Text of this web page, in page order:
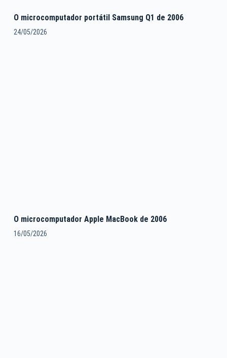
O microcomputador portátil Samsung Q1 de 2006
24/05/2026
O microcomputador Apple MacBook de 2006
16/05/2026